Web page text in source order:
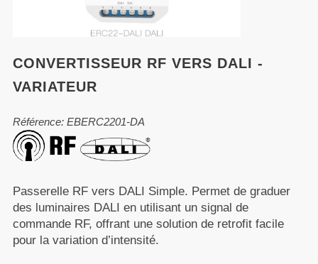
CONVERTISSEUR RF VERS DALI -
VARIATEUR
Référence: EBERC2201-DA
Passerelle RF vers DALI Simple. Permet de graduer
des luminaires DALI en utilisant un signal de
commande RF, offrant une solution de retrofit facile
pour la variation d’intensité.